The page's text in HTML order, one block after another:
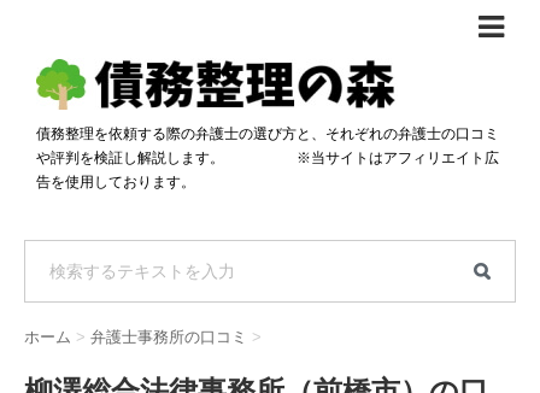
債務整理体験談
おすすめ
料金比較
自己破産・個人再生料金比較
過払い金料金比較
専門家の選び方
料金で選ぶ
債務整理を依頼する際の弁護士の選び方と、それぞれの弁護士の口コミ
や評判を検証し解説します。 ※当サイトはアフィリエイト広
告を使用しております。
ホーム > 弁護士事務所の口コミ >